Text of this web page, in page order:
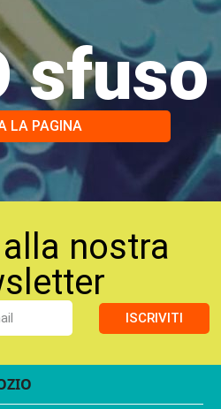
sfuso
LA PAGINA
alla nostra
ISCRIVITI